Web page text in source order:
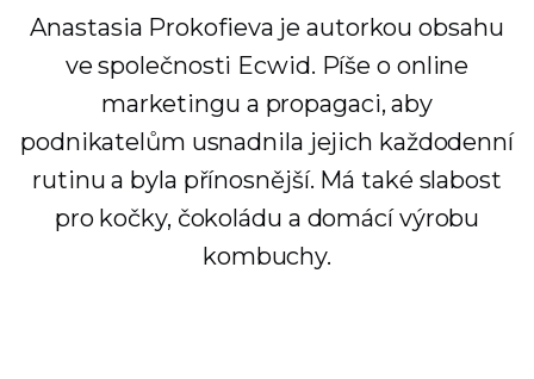
Anastasia Prokofieva je autorkou obsahu
ve společnosti Ecwid. Píše o online
marketingu a propagaci, aby
podnikatelům usnadnila jejich každodenní
rutinu a byla přínosnější. Má také slabost
pro kočky, čokoládu a domácí výrobu
kombuchy.